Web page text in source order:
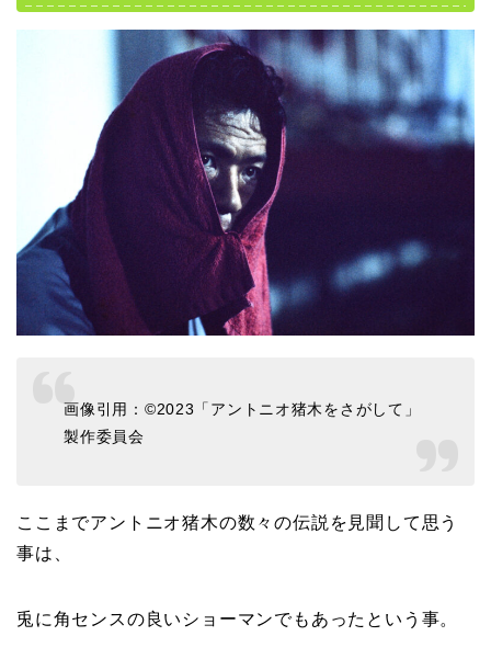
画像引用：©2023「アントニオ猪木をさがして」
製作委員会
ここまでアントニオ猪木の数々の伝説を見聞して思う
事は、
兎に角センスの良いショーマンでもあったという事。